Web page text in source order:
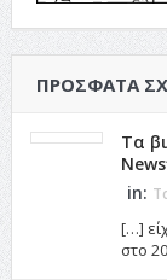
ΠΡΌΣΦΑΤΑ
Τα
in:
[…]
στο